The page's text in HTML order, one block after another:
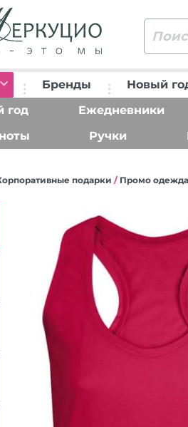
Бренды Новый
год Ежедневники
Ручки
подарки / Промо